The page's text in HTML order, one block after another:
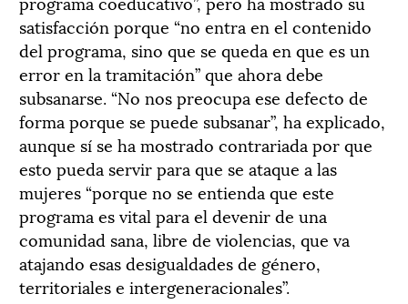
satisfacción porque “no entra en el contenido
del programa, sino que se queda en que es un
error en la tramitación” que ahora debe
subsanarse. “No nos preocupa ese defecto de
forma porque se puede subsanar”, ha explicado,
aunque sí se ha mostrado contrariada por que
esto pueda servir para que se ataque a las
mujeres “porque no se entienda que este
programa es vital para el devenir de una
comunidad sana, libre de violencias, que va
atajando esas desigualdades de género,
territoriales e intergeneracionales”.